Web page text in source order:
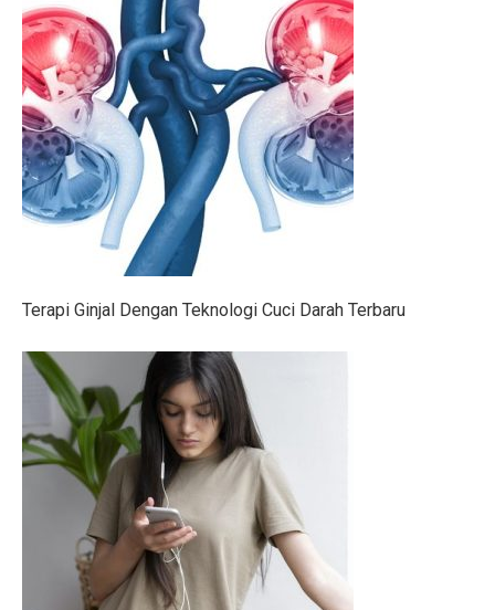
7 Fakta Menarik Burung Penjerit, Burung Berisik
5 Fakta Menarik Misi Voyager, Penjelajah Antariksa
Purbaya Mulai Atur Anggaran Stimulus Ekonomi
7 Tips Minum Air, Mudah dan Penting!
6 Zodiak Siap Meraih Puncak Ekonomi dan Kejutan
IHSG Naik, Investor Harus Tahu Ini!
Ingin Buka 10 SPBU Baru, BP-AKR Minta Tambahan
Pertumbuhan Ekonomi RI Diproyeksikan di Bawah
5 Fakta Menarik Pulau Trasimeno, Danau Terbesar di
Senam Aerobik 15 Menit Bakar Berapa Kalori? Ini
Dari Lokal ke Global, 1001 Sepatu Debut di London
3 Resep Tekwan Sagu Populer, Ini Cara Membuatnya
Terapi Ginjal Dengan Teknologi Cuci Darah Terbaru